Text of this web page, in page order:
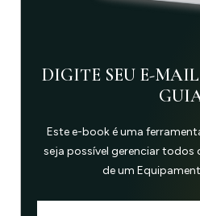
DIGITE SEU E-
Este e-book é uma
seja possível gerenciar
de um